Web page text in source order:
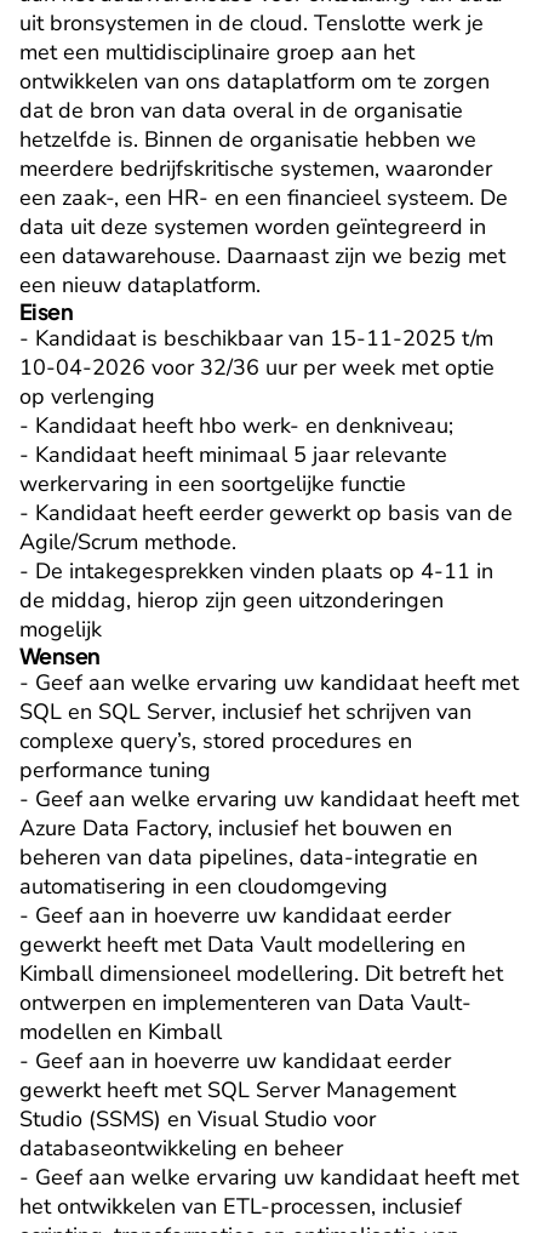
uit bronsystemen in de cloud. Tenslotte werk je
met een multidisciplinaire groep aan het
ontwikkelen van ons dataplatform om te zorgen
dat de bron van data overal in de organisatie
hetzelfde is. Binnen de organisatie hebben we
meerdere bedrijfskritische systemen, waaronder
een zaak-, een HR- en een financieel systeem. De
data uit deze systemen worden geïntegreerd in
een datawarehouse. Daarnaast zijn we bezig met
een nieuw dataplatform.
Eisen
- Kandidaat is beschikbaar van 15-11-2025 t/m
10-04-2026 voor 32/36 uur per week met optie
op verlenging
- Kandidaat heeft hbo werk- en denkniveau;
- Kandidaat heeft minimaal 5 jaar relevante
werkervaring in een soortgelijke functie
- Kandidaat heeft eerder gewerkt op basis van de
Agile/Scrum methode.
- De intakegesprekken vinden plaats op 4-11 in
de middag, hierop zijn geen uitzonderingen
mogelijk
Wensen
- Geef aan welke ervaring uw kandidaat heeft met
SQL en SQL Server, inclusief het schrijven van
complexe query’s, stored procedures en
performance tuning
- Geef aan welke ervaring uw kandidaat heeft met
Azure Data Factory, inclusief het bouwen en
beheren van data pipelines, data-integratie en
automatisering in een cloudomgeving
- Geef aan in hoeverre uw kandidaat eerder
gewerkt heeft met Data Vault modellering en
Kimball dimensioneel modellering. Dit betreft het
ontwerpen en implementeren van Data Vault-
modellen en Kimball
- Geef aan in hoeverre uw kandidaat eerder
gewerkt heeft met SQL Server Management
Studio (SSMS) en Visual Studio voor
databaseontwikkeling en beheer
- Geef aan welke ervaring uw kandidaat heeft met
het ontwikkelen van ETL-processen, inclusief